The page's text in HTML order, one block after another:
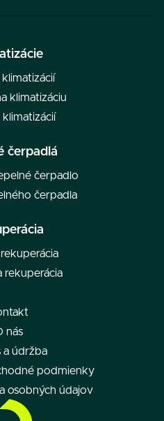
klimatizáciu
klimatizácií
čerpadlá
čerpadlo
čerpadla
rekuperácia
nás
a údržba
podmienky
osobných údajov